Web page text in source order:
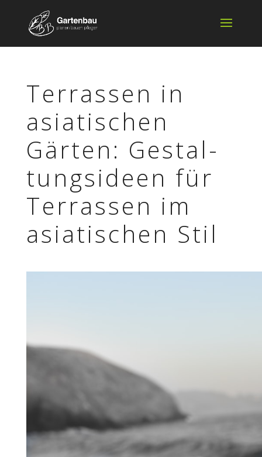
Terras­sen in
asia­ti­schen
Gärten: Gestal­
tungs­ideen für
Terras­sen im
asia­ti­schen Stil